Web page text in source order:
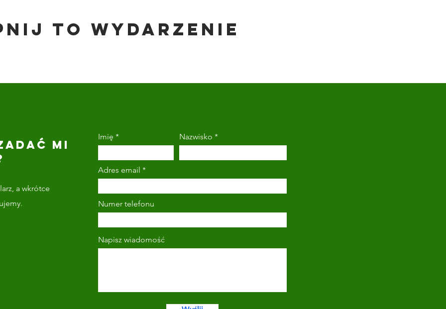
to wydarzenie
MI
a wkrótce
Imię Nazwisko
Adres email
Numer telefonu
Napisz wiadomość